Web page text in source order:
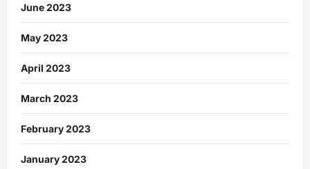
June 2023
May 2023
April 2023
March 2023
February 2023
January 2023